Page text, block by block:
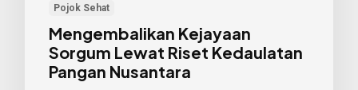
Pojok Sehat
Nusantara
Mengembalikan Kejayaan
Sorgum Lewat Riset Kedaulatan
Pangan Nusantara